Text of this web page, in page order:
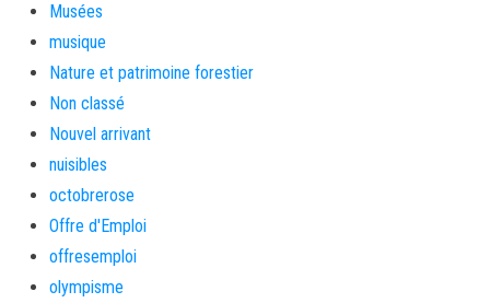
Musées
musique
Nature et patrimoine forestier
Non classé
Nouvel arrivant
nuisibles
octobrerose
Offre d'Emploi
offresemploi
olympisme